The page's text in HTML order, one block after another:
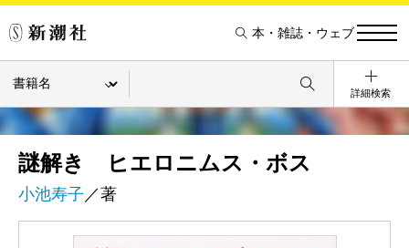
本・雑誌・ウェブ
詳細検索
謎解き ヒエロニムス・ボス
小池寿子 ／著